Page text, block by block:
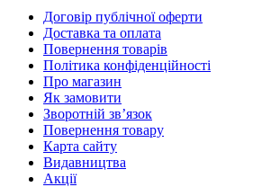
Договір публічної оферти
Доставка та оплата
Повернення товарів
Політика конфіденційності
Про магазин
Як замовити
Зворотній зв’язок
Повернення товару
Карта сайту
Видавництва
Акції